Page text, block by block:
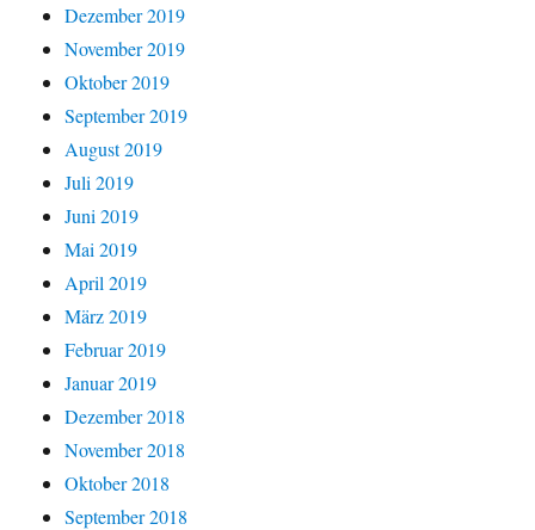
Dezember 2019
November 2019
Oktober 2019
September 2019
August 2019
Juli 2019
Juni 2019
Mai 2019
April 2019
März 2019
Februar 2019
Januar 2019
Dezember 2018
November 2018
Oktober 2018
September 2018